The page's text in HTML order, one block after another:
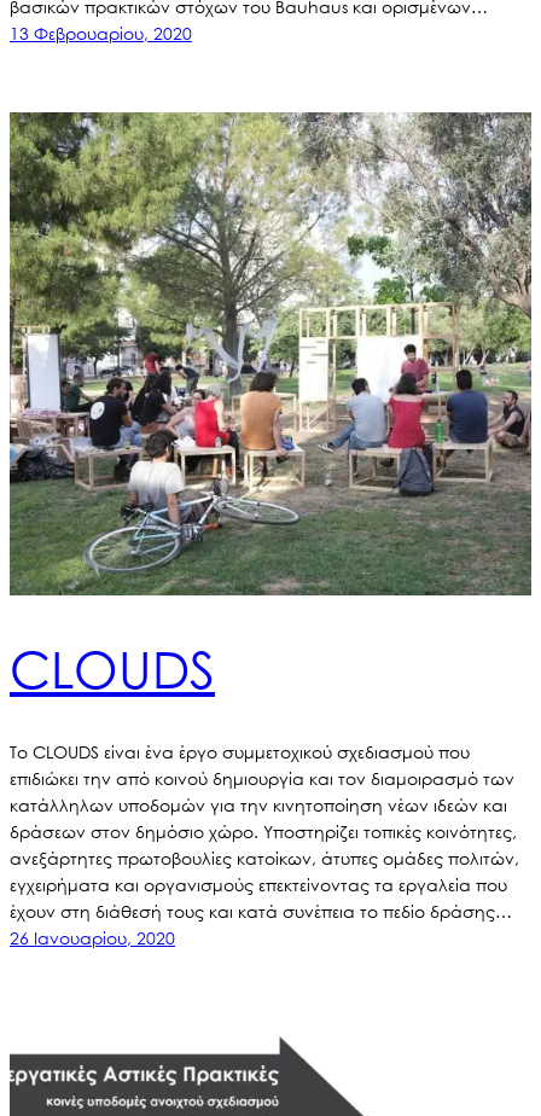
βασικών πρακτικών στόχων του Bauhaus και ορισμένων…
13 Φεβρουαρίου, 2020
CLOUDS
Το CLOUDS είναι ένα έργο συμμετοχικού σχεδιασμού που
επιδιώκει την από κοινού δημιουργία και τον διαμοιρασμό των
κατάλληλων υποδομών για την κινητοποίηση νέων ιδεών και
δράσεων στον δημόσιο χώρο. Υποστηρίζει τοπικές κοινότητες,
ανεξάρτητες πρωτοβουλίες κατοίκων, άτυπες ομάδες πολιτών,
εγχειρήματα και οργανισμούς επεκτείνοντας τα εργαλεία που
έχουν στη διάθεσή τους και κατά συνέπεια το πεδίο δράσης…
26 Ιανουαρίου, 2020